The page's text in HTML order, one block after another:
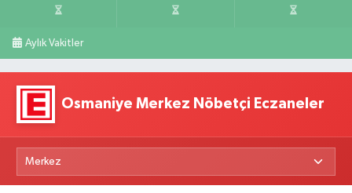
Aylık Vakitler
Osmaniye Merkez Nöbetçi Eczaneler